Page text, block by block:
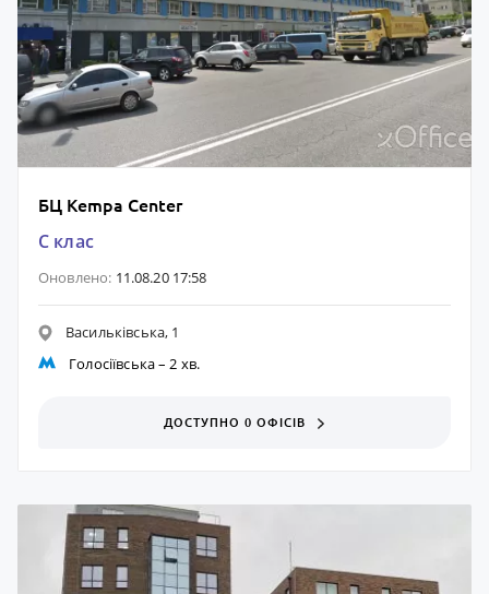
БЦ Kempa Center
C клас
Оновлено: 11.08.20 17:58
Васильківська, 1
Голосіївська– 2 хв.
ДОСТУПНО 0 ОФІСІВ